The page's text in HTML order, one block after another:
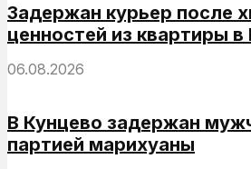
Задержан курьер после
ценностей из квартиры
06.08.2026
В Кунцево задержан
партией марихуаны